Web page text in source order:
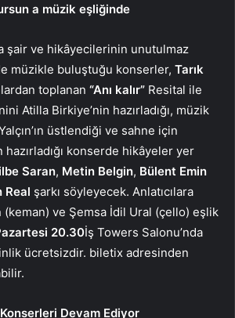
a müzik eşliğinde
şair ve hikâyecilerinin unutulmaz
müzikle buluştuğu konserler, Tarık
toplanan “Anı kalır” Resital ile
Atilla Birkiye’nin hazırladığı, müzik
üstlendiği ve sahne için
hazırladığı konserde hikâyeler yer
Saran, Metin Belgin, Bülent Emin
Real şarkı söyleyecek. Anlatıcılara
(keman) ve Şemsa İdil Ural (çello) eşlik
20.30İş Towers Salonu’nda
ücretsizdir. biletix adresinden
Devam Ediyor